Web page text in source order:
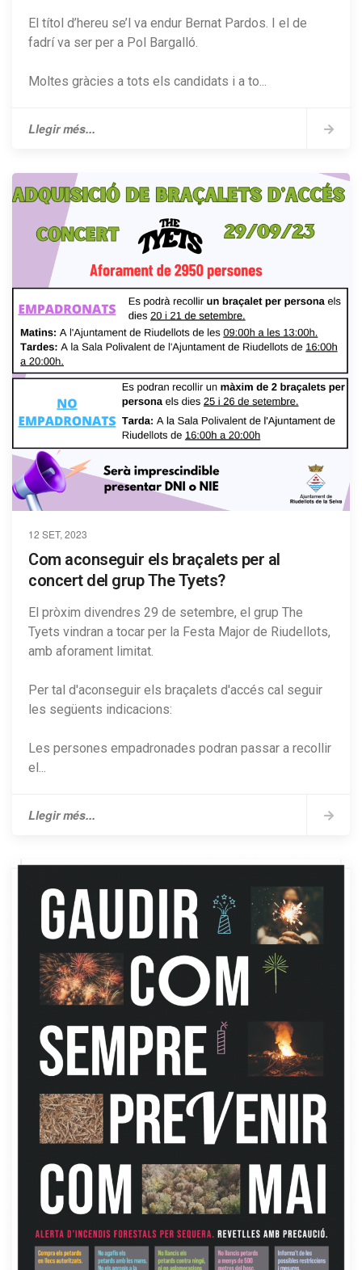
El títol d’hereu se’l va endur Bernat Pardos. I el de
fadrí va ser per a Pol Bargalló.
Moltes gràcies a tots els candidats i a to...
Llegir més...
12 SET, 2023
Com aconseguir els braçalets per al
concert del grup The Tyets?
El pròxim divendres 29 de setembre, el grup The
Tyets vindran a tocar per la Festa Major de Riudellots,
amb aforament limitat.
Per tal d'aconseguir els braçalets d'accés cal seguir
les següents indicacions:
Les persones empadronades podran passar a recollir
el...
Llegir més...